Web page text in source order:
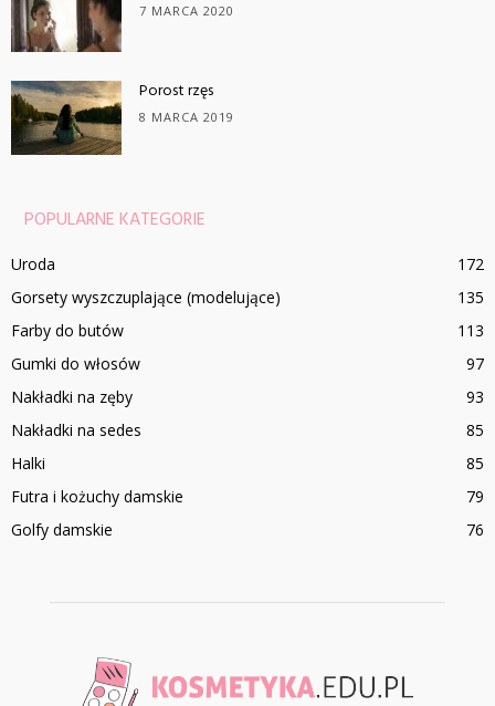
7 MARCA 2020
Porost rzęs
8 MARCA 2019
POPULARNE KATEGORIE
Uroda
172
Gorsety wyszczuplające (modelujące)
135
Farby do butów
113
Gumki do włosów
97
Nakładki na zęby
93
Nakładki na sedes
85
Halki
85
Futra i kożuchy damskie
79
Golfy damskie
76